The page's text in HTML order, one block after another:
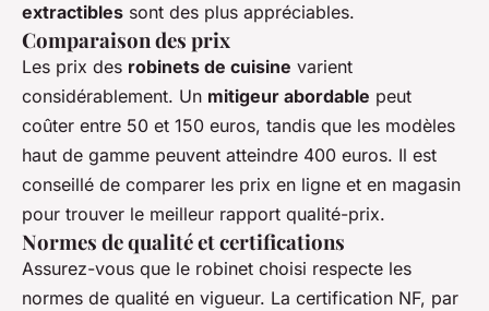
extractibles sont des plus appréciables.
Comparaison des prix
Les prix des robinets de cuisine varient
considérablement. Un mitigeur abordable peut
coûter entre 50 et 150 euros, tandis que les modèles
haut de gamme peuvent atteindre 400 euros. Il est
conseillé de comparer les prix en ligne et en magasin
pour trouver le meilleur rapport qualité-prix.
Normes de qualité et certifications
Assurez-vous que le robinet choisi respecte les
normes de qualité en vigueur. La certification NF, par